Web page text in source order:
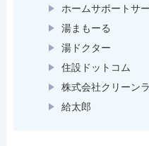
ホームサポートサ
湯まもーる
湯ドクター
住設ドットコム
株式会社クリーン
給太郎